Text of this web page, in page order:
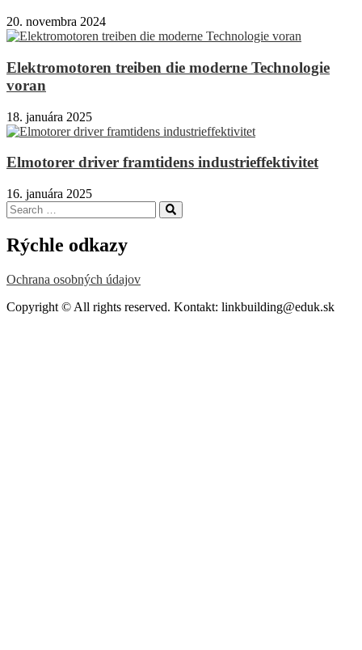
20. novembra 2024
Elektromotoren treiben die moderne Technologie
voran
18. januára 2025
Elmotorer driver framtidens industrieffektivitet
16. januára 2025
Search
for:
Search
Rýchle odkazy
Ochrana osobných údajov
Copyright © All rights reserved. Kontakt: linkbuilding@eduk.sk